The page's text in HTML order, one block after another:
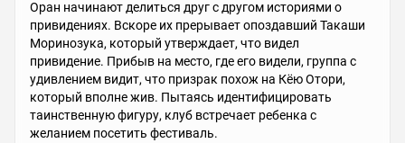
Оран начинают делиться друг с другом историями о
привидениях. Вскоре их прерывает опоздавший Такаши
Моринозука, который утверждает, что видел
привидение. Прибыв на место, где его видели, группа с
удивлением видит, что призрак похож на Кёю Отори,
который вполне жив. Пытаясь идентифицировать
таинственную фигуру, клуб встречает ребенка с
желанием посетить фестиваль.